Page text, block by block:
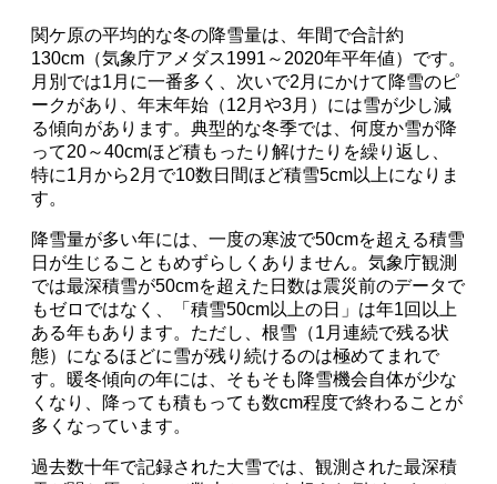
関ケ原の平均的な冬の降雪量は、年間で合計約
130cm（気象庁アメダス1991～2020年平年値）です。
月別では1月に一番多く、次いで2月にかけて降雪のピ
ークがあり、年末年始（12月や3月）には雪が少し減
る傾向があります。典型的な冬季では、何度か雪が降
って20～40cmほど積もったり解けたりを繰り返し、
特に1月から2月で10数日間ほど積雪5cm以上になりま
す。
降雪量が多い年には、一度の寒波で50cmを超える積雪
日が生じることもめずらしくありません。気象庁観測
では最深積雪が50cmを超えた日数は震災前のデータで
もゼロではなく、「積雪50cm以上の日」は年1回以上
ある年もあります。ただし、根雪（1月連続で残る状
態）になるほどに雪が残り続けるのは極めてまれで
す。暖冬傾向の年には、そもそも降雪機会自体が少な
くなり、降っても積もっても数cm程度で終わることが
多くなっています。
過去数十年で記録された大雪では、観測された最深積